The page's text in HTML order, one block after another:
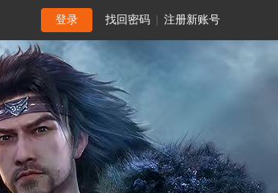
登录 找回密码 注册新账号